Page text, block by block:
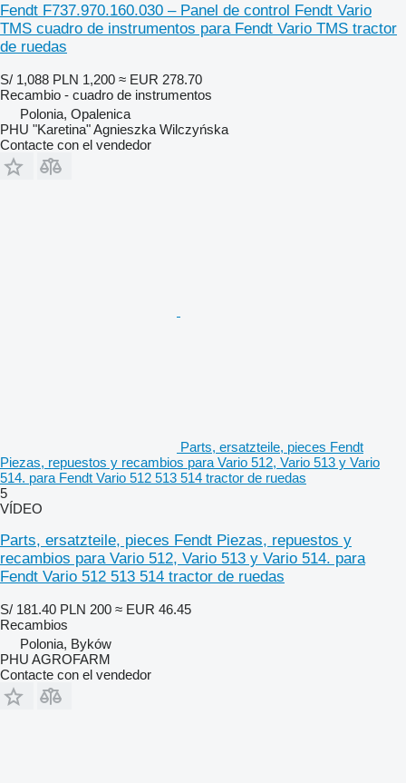
Fendt F737.970.160.030 – Panel de control Fendt Vario
TMS cuadro de instrumentos para Fendt Vario TMS tractor
de ruedas
S/ 1,088 PLN 1,200 ≈ EUR 278.70
Recambio - cuadro de instrumentos
Polonia, Opalenica
PHU "Karetina" Agnieszka Wilczyńska
Contacte con el vendedor
Parts, ersatzteile, pieces Fendt
Piezas, repuestos y recambios para Vario 512, Vario 513 y Vario
514. para Fendt Vario 512 513 514 tractor de ruedas
5
VÍDEO
Parts, ersatzteile, pieces Fendt Piezas, repuestos y
recambios para Vario 512, Vario 513 y Vario 514. para
Fendt Vario 512 513 514 tractor de ruedas
S/ 181.40 PLN 200 ≈ EUR 46.45
Recambios
Polonia, Byków
PHU AGROFARM
Contacte con el vendedor